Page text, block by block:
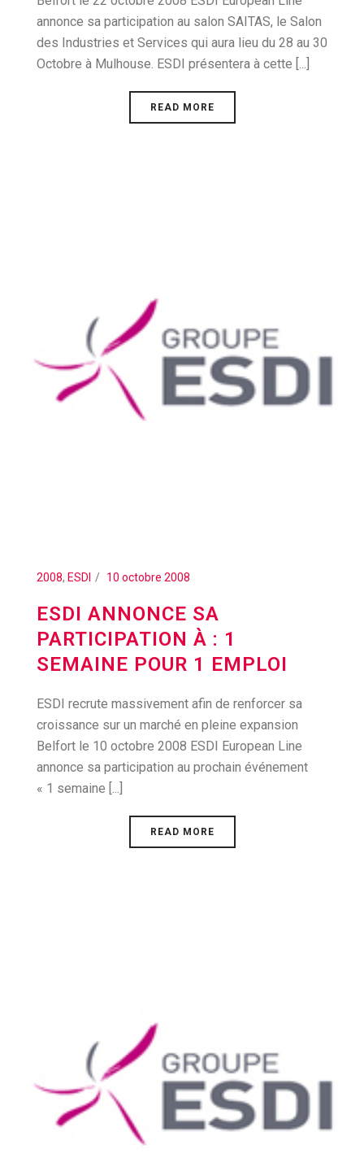
annonce sa participation au salon SAITAS, le Salon
des Industries et Services qui aura lieu du 28 au 30
Octobre à Mulhouse. ESDI présentera à cette [...]
READ MORE
2008, ESDI 10 octobre 2008
ESDI ANNONCE SA
PARTICIPATION À : 1
SEMAINE POUR 1 EMPLOI
ESDI recrute massivement afin de renforcer sa
croissance sur un marché en pleine expansion
Belfort le 10 octobre 2008 ESDI European Line
annonce sa participation au prochain événement
« 1 semaine [...]
READ MORE